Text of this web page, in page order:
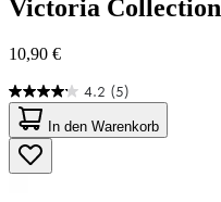
Victoria Collection
10,90 €
4.2 (5)
4.2
von
5
Sternen.
5
In den Warenkorb